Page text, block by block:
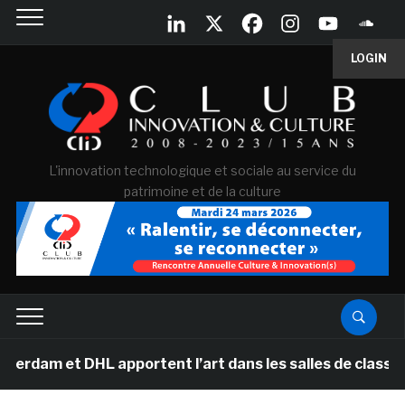
LOGIN
L'innovation technologique et sociale au service du
patrimoine et de la culture
DHL apportent l’art dans les salles de classe des